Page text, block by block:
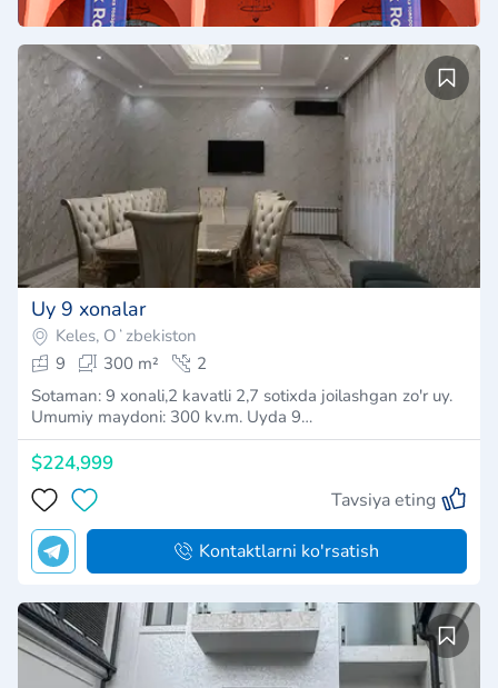
Uy 9 xonalar
Keles, Oʻzbekiston
9
300 m²
2
Sotaman: 9 xonali,2 kavatli 2,7 sotixda joilashgan zo'r uy.
Umumiy maydoni: 300 kv.m. Uyda 9…
$224,999
Tavsiya eting
Kontaktlarni ko'rsatish